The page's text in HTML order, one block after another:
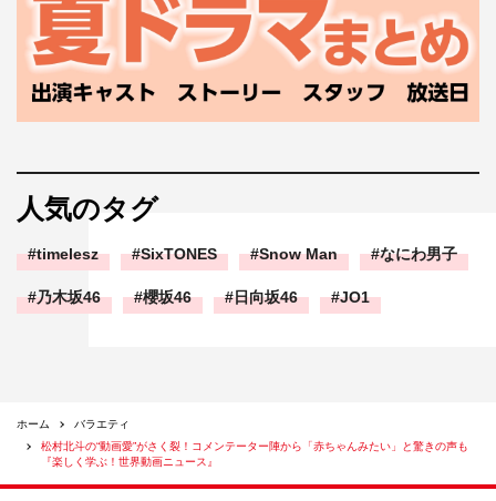
人気のタグ
timelesz SixTONES Snow Man なにわ男子
乃木坂46 櫻坂46 日向坂46 JO1
ホーム
バラエティ
松村北斗の“動画愛”がさく裂！コメンテーター陣から「赤ちゃんみたい」と驚きの声も
『楽しく学ぶ！世界動画ニュース』